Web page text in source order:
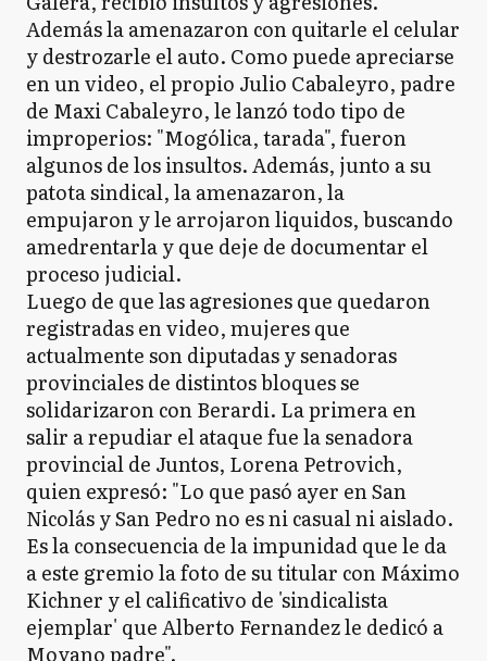
Además la amenazaron con quitarle el celular
y destrozarle el auto. Como puede apreciarse
en un video, el propio Julio Cabaleyro, padre
de Maxi Cabaleyro, le lanzó todo tipo de
improperios: "Mogólica, tarada", fueron
algunos de los insultos. Además, junto a su
patota sindical, la amenazaron, la
empujaron y le arrojaron liquidos, buscando
amedrentarla y que deje de documentar el
proceso judicial.
Luego de que las agresiones que quedaron
registradas en video, mujeres que
actualmente son diputadas y senadoras
provinciales de distintos bloques se
solidarizaron con Berardi. La primera en
salir a repudiar el ataque fue la senadora
provincial de Juntos, Lorena Petrovich,
quien expresó: "Lo que pasó ayer en San
Nicolás y San Pedro no es ni casual ni aislado.
Es la consecuencia de la impunidad que le da
a este gremio la foto de su titular con Máximo
Kichner y el calificativo de 'sindicalista
ejemplar' que Alberto Fernandez le dedicó a
Moyano padre".